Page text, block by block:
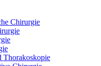
Chirurgie
Thorakoskopie